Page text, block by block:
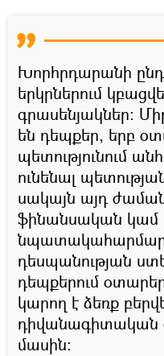
Խորհրդարանի
երկրներում
գրասենյակներ։
են դեպքեր, երբ
պետությունում
ունենալ
սակայն այդ
ֆինանսական կամ
նպատակահարմար
դեսպանության
դեպքերում
կարող է ձեռք
դիվանագիտական
մասին: